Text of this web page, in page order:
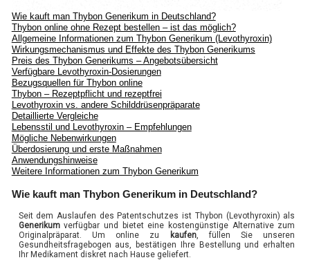
Wie kauft man Thybon Generikum in Deutschland?
Thybon online ohne Rezept bestellen – ist das möglich?
Allgemeine Informationen zum Thybon Generikum (Levothyroxin)
Wirkungsmechanismus und Effekte des Thybon Generikums
Preis des Thybon Generikums – Angebotsübersicht
Verfügbare Levothyroxin-Dosierungen
Bezugsquellen für Thybon online
Thybon – Rezeptpflicht und rezeptfrei
Levothyroxin vs. andere Schilddrüsenpräparate
Detaillierte Vergleiche
Lebensstil und Levothyroxin – Empfehlungen
Mögliche Nebenwirkungen
Überdosierung und erste Maßnahmen
Anwendungshinweise
Weitere Informationen zum Thybon Generikum
Wie kauft man Thybon Generikum in Deutschland?
Seit dem Auslaufen des Patentschutzes ist Thybon (Levothyroxin) als
Generikumverfügbar und bietet eine kostengünstige Alternative zum
Originalpräparat. Um online zu
kaufen, füllen Sie unseren
Gesundheitsfragebogen aus, bestätigen Ihre Bestellung und erhalten
Ihr Medikament diskret nach Hause geliefert.